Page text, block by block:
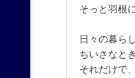
そっと羽根
日々の暮ら
ちいさなと
それだけで